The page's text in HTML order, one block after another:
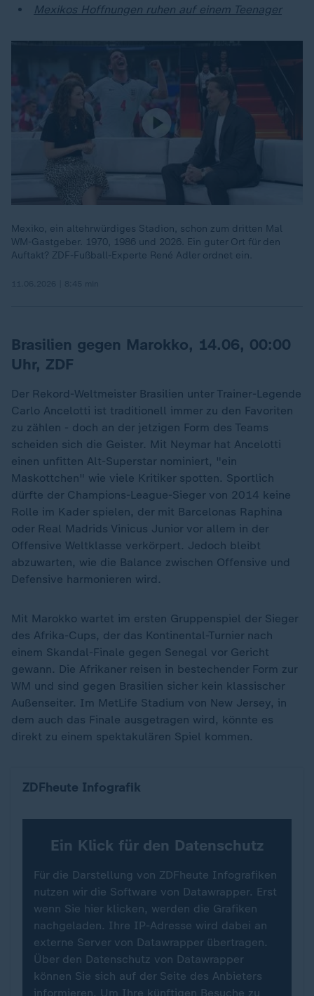
Mexikos Hoffnungen ruhen auf einem Teenager
Mexiko, ein altehrwürdiges Stadion, schon zum dritten Mal
WM-Gastgeber. 1970, 1986 und 2026. Ein guter Ort für den
Auftakt? ZDF-Fußball-Experte René Adler ordnet ein.
Brasilien gegen Marokko, 14.06, 00:00
Uhr, ZDF
Der Rekord-Weltmeister Brasilien unter Trainer-Legende
Carlo Ancelotti ist traditionell immer zu den Favoriten
zu zählen - doch an der jetzigen Form des Teams
scheiden sich die Geister. Mit Neymar hat Ancelotti
einen unfitten Alt-Superstar nominiert, "ein
Maskottchen" wie viele Kritiker spotten. Sportlich
dürfte der Champions-League-Sieger von 2014 keine
Rolle im Kader spielen, der mit Barcelonas Raphina
oder Real Madrids Vinicus Junior vor allem in der
Offensive Weltklasse verkörpert. Jedoch bleibt
abzuwarten, wie die Balance zwischen Offensive und
Defensive harmonieren wird.
Mit Marokko wartet im ersten Gruppenspiel der Sieger
des Afrika-Cups, der das Kontinental-Turnier nach
einem Skandal-Finale gegen Senegal vor Gericht
gewann. Die Afrikaner reisen in bestechender Form zur
WM und sind gegen Brasilien sicher kein klassischer
Außenseiter. Im MetLife Stadium von New Jersey, in
dem auch das Finale ausgetragen wird, könnte es
direkt zu einem spektakulären Spiel kommen.
ZDFheute Infografik
Ein Klick für den Datenschutz
Für die Darstellung von ZDFheute Infografiken
nutzen wir die Software von Datawrapper. Erst
wenn Sie hier klicken, werden die Grafiken
nachgeladen. Ihre IP-Adresse wird dabei an
externe Server von Datawrapper übertragen.
Über den Datenschutz von Datawrapper
können Sie sich auf der Seite des Anbieters
informieren. Um Ihre künftigen Besuche zu